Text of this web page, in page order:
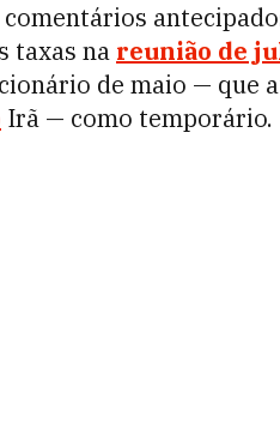
taxas na reunião de
de maio — que
Irã — como temporário.